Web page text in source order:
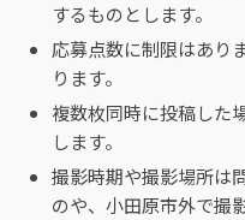
するものとします。
応募点数に制限はあり
ります。
複数枚同時に投稿した
します。
撮影時期や撮影場所は
のや、小田原市外で撮